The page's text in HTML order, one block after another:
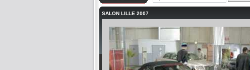
SALON LILLE 2007